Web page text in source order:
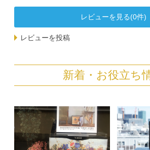
レビューを見る(0件)
レビューを投稿
新着・お役立ち